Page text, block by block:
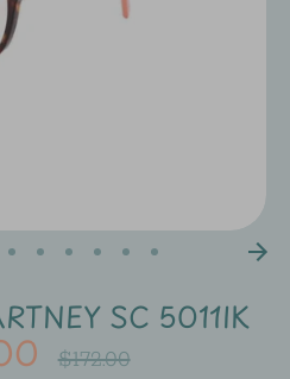
SC 5011IK
Regular
$172.00